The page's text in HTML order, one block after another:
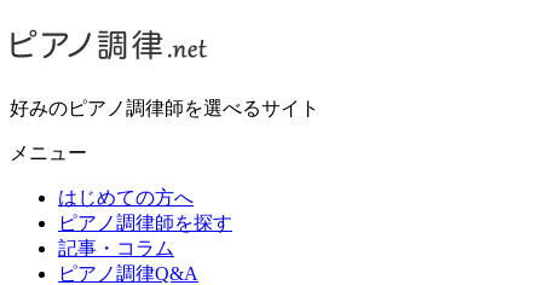
好みのピアノ調律師を選べるサイト
メニュー
はじめての方へ
ピアノ調律師を探す
記事・コラム
ピアノ調律Q&A